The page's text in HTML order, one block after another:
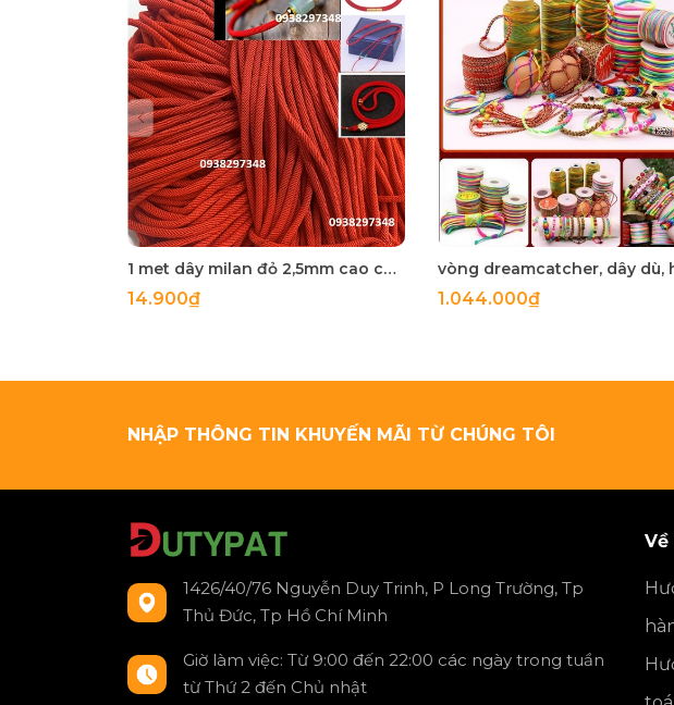
1 met dây milan đỏ 2,5mm cao cấp săn chắc dùng làm vòng tay vòng cổ phong thủy may măn, dây đan vòng
14.900₫ 1.044.000₫
NHẬP THÔNG TIN KHUYẾN MÃI TỪ CHÚNG TÔI
1426/40/76 Nguyễn Duy Trinh, P Long Trường, Tp
Thủ Đức, Tp Hồ Chí Minh
Giờ làm việc: Từ 9:00 đến 22:00 các ngày trong tuần
từ Thứ 2 đến Chủ nhật